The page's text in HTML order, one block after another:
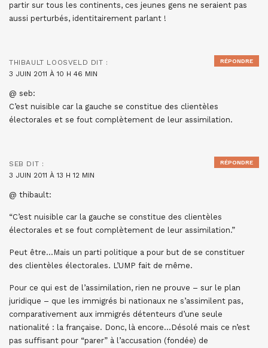
partir sur tous les continents, ces jeunes gens ne seraient pas
aussi perturbés, identitairement parlant !
THIBAULT LOOSVELD DIT :
3 JUIN 2011 À 10 H 46 MIN
@ seb:
C’est nuisible car la gauche se constitue des clientèles
électorales et se fout complètement de leur assimilation.
RÉPONDRE
SEB DIT :
3 JUIN 2011 À 13 H 12 MIN
@ thibault:
“C’est nuisible car la gauche se constitue des clientèles
électorales et se fout complètement de leur assimilation.”
Peut être…Mais un parti politique a pour but de se constituer
des clientèles électorales. L’UMP fait de même.
Pour ce qui est de l’assimilation, rien ne prouve – sur le plan
juridique – que les immigrés bi nationaux ne s’assimilent pas,
comparativement aux immigrés détenteurs d’une seule
nationalité : la française. Donc, là encore…Désolé mais ce n’est
pas suffisant pour “parer” à l’accusation (fondée) de
RÉPONDRE